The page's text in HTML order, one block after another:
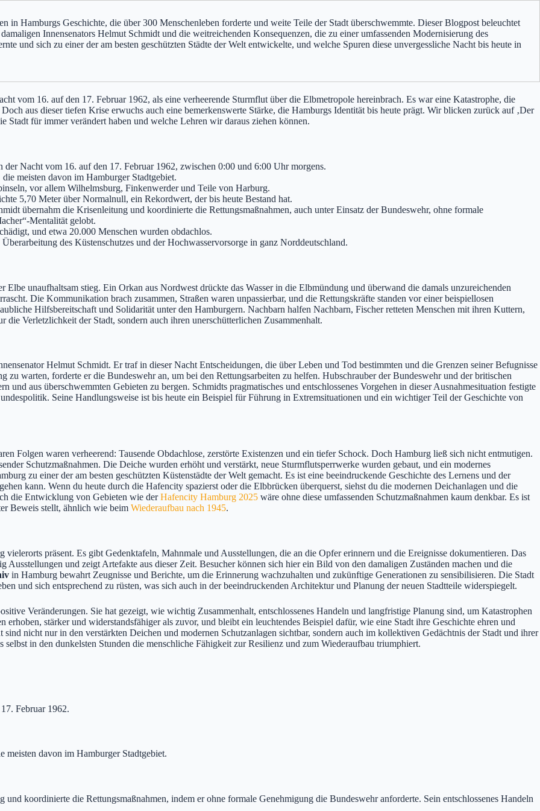
in Hamburgs Geschichte, die über 300 Menschenleben forderte und weite Teile der Stadt überschwemmte. Dieser Blogpost beleuchtet
Innensenators Helmut Schmidt und die weitreichenden Konsequenzen, die zu einer umfassenden Modernisierung des
und sich zu einer der am besten geschützten Städte der Welt entwickelte, und welche Spuren diese unvergessliche Nacht bis heute in
vom 16. auf den 17. Februar 1962, als eine verheerende Sturmflut über die Elbmetropole hereinbrach. Es war eine Katastrophe, die
aus dieser tiefen Krise erwuchs auch eine bemerkenswerte Stärke, die Hamburgs Identität bis heute prägt. Wir blicken zurück auf ‚Der
Stadt für immer verändert haben und welche Lehren wir daraus ziehen können.
Nacht vom 16. auf den 17. Februar 1962, zwischen 0:00 und 6:00 Uhr morgens.
meisten davon im Hamburger Stadtgebiet.
vor allem Wilhelmsburg, Finkenwerder und Teile von Harburg.
5,70 Meter über Normalnull, ein Rekordwert, der bis heute Bestand hat.
übernahm die Krisenleitung und koordinierte die Rettungsmaßnahmen, auch unter Einsatz der Bundeswehr, ohne formale
Mentalität gelobt.
und etwa 20.000 Menschen wurden obdachlos.
des Küstenschutzes und der Hochwasservorsorge in ganz Norddeutschland.
Elbe unaufhaltsam stieg. Ein Orkan aus Nordwest drückte das Wasser in die Elbmündung und überwand die damals unzureichenden
Die Kommunikation brach zusammen, Straßen waren unpassierbar, und die Rettungskräfte standen vor einer beispiellosen
Hilfsbereitschaft und Solidarität unter den Hamburgern. Nachbarn halfen Nachbarn, Fischer retteten Menschen mit ihren Kuttern,
Verletzlichkeit der Stadt, sondern auch ihren unerschütterlichen Zusammenhalt.
Helmut Schmidt. Er traf in dieser Nacht Entscheidungen, die über Leben und Tod bestimmten und die Grenzen seiner Befugnisse
warten, forderte er die Bundeswehr an, um bei den Rettungsarbeiten zu helfen. Hubschrauber der Bundeswehr und der britischen
und aus überschwemmten Gebieten zu bergen. Schmidts pragmatisches und entschlossenes Vorgehen in dieser Ausnahmesituation festigte
Seine Handlungsweise ist bis heute ein Beispiel für Führung in Extremsituationen und ein wichtiger Teil der Geschichte von
Folgen waren verheerend: Tausende Obdachlose, zerstörte Existenzen und ein tiefer Schock. Doch Hamburg ließ sich nicht entmutigen.
Schutzmaßnahmen. Die Deiche wurden erhöht und verstärkt, neue Sturmflutsperrwerke wurden gebaut, und ein modernes
zu einer der am besten geschützten Küstenstädte der Welt gemacht. Es ist eine beeindruckende Geschichte des Lernens und der
kann. Wenn du heute durch die Hafencity spazierst oder die Elbbrücken überquerst, siehst du die modernen Deichanlagen und die
die Entwicklung von Gebieten wie derHafencity Hamburg 2025 wäre ohne diese umfassenden Schutzmaßnahmen kaum denkbar. Es ist
Beweis stellt, ähnlich wie beim Wiederaufbau nach 1945.
präsent. Es gibt Gedenktafeln, Mahnmale und Ausstellungen, die an die Opfer erinnern und die Ereignisse dokumentieren. Das
Ausstellungen und zeigt Artefakte aus dieser Zeit. Besucher können sich hier ein Bild von den damaligen Zuständen machen und die
in Hamburg bewahrt Zeugnisse und Berichte, um die Erinnerung wachzuhalten und zukünftige Generationen zu sensibilisieren. Die Stadt
und sich entsprechend zu rüsten, was sich auch in der beeindruckenden Architektur und Planung der neuen Stadtteile widerspiegelt.
Veränderungen. Sie hat gezeigt, wie wichtig Zusammenhalt, entschlossenes Handeln und langfristige Planung sind, um Katastrophen
stärker und widerstandsfähiger als zuvor, und bleibt ein leuchtendes Beispiel dafür, wie eine Stadt ihre Geschichte ehren und
nicht nur in den verstärkten Deichen und modernen Schutzanlagen sichtbar, sondern auch im kollektiven Gedächtnis der Stadt und ihrer
in den dunkelsten Stunden die menschliche Fähigkeit zur Resilienz und zum Wiederaufbau triumphiert.
Februar 1962.
meisten davon im Hamburger Stadtgebiet.
koordinierte die Rettungsmaßnahmen, indem er ohne formale Genehmigung die Bundeswehr anforderte. Sein entschlossenes Handeln